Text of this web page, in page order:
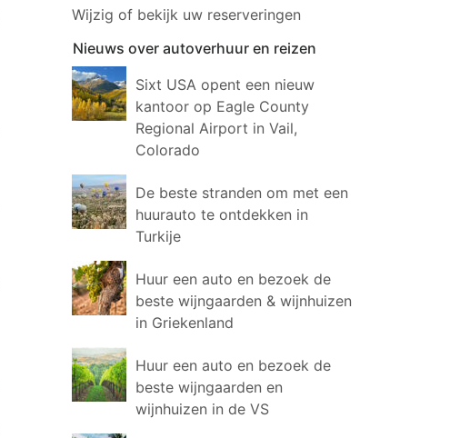
Wijzig of bekijk uw reserveringen
Nieuws over autoverhuur en reizen
Sixt USA opent een nieuw
kantoor op Eagle County
Regional Airport in Vail,
Colorado
De beste stranden om met een
huurauto te ontdekken in
Turkije
Huur een auto en bezoek de
beste wijngaarden & wijnhuizen
in Griekenland
Huur een auto en bezoek de
beste wijngaarden en
wijnhuizen in de VS